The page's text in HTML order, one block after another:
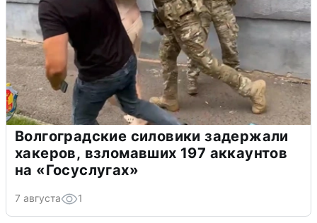
Волгоградские силовики задержали
хакеров, взломавших 197 аккаунтов
на «Госуслугах»
7 августа 1